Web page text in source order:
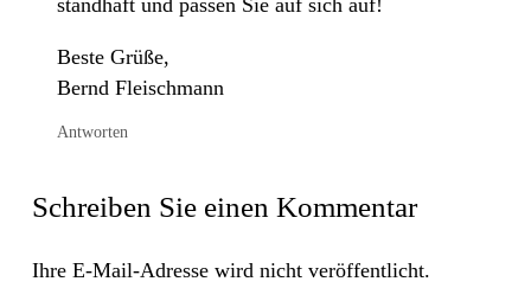
standhaft und passen Sie auf sich auf!
Beste Grüße,
Bernd Fleischmann
Antworten
Schreiben Sie einen Kommentar
Ihre E-Mail-Adresse wird nicht veröffentlicht.